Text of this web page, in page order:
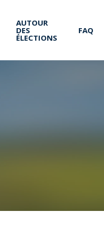
AUTOUR
DES
ÉLECTIONS
FAQ